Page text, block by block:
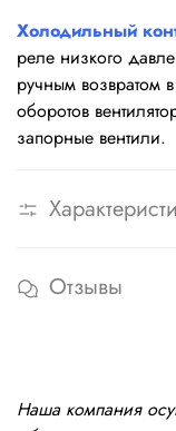
Холодильный
реле низкого
ручным возвратом
оборотов
запорные вентили.
Отзывы
Наша компания